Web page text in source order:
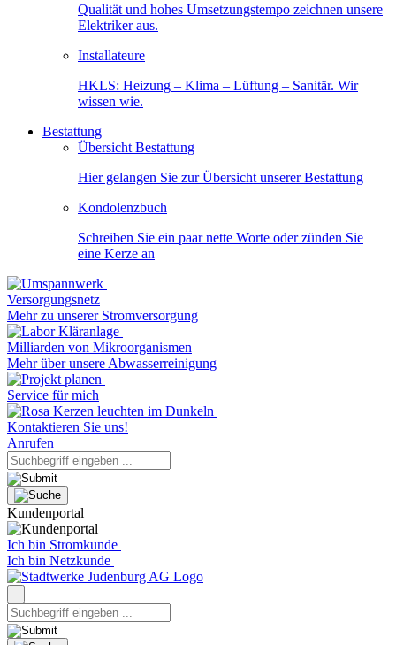
Qualität und hohes Umsetzungstempo zeichnen unsere
Elektriker aus.
Installateure
HKLS: Heizung – Klima – Lüftung – Sanitär. Wir
wissen wie.
Bestattung
Übersicht Bestattung
Hier gelangen Sie zur Übersicht unserer Bestattung
Kondolenzbuch
Schreiben Sie ein paar nette Worte oder zünden Sie
eine Kerze an
Versorgungsnetz
Mehr zu unserer Stromversorgung
Milliarden von Mikroorganismen
Mehr über unsere Abwasserreinigung
Service für mich
Kontaktieren Sie uns!
Anrufen
Kundenportal
Ich bin Stromkunde
Ich bin Netzkunde